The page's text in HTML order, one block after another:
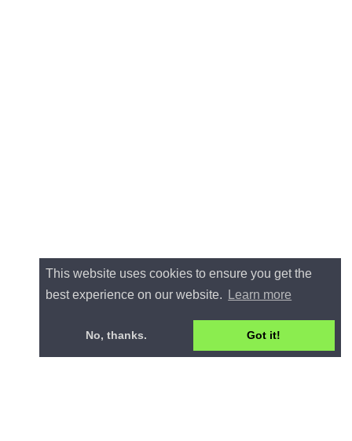
This website uses cookies to ensure you get the
best experience on our website.
Learn more
No, thanks. Got it!